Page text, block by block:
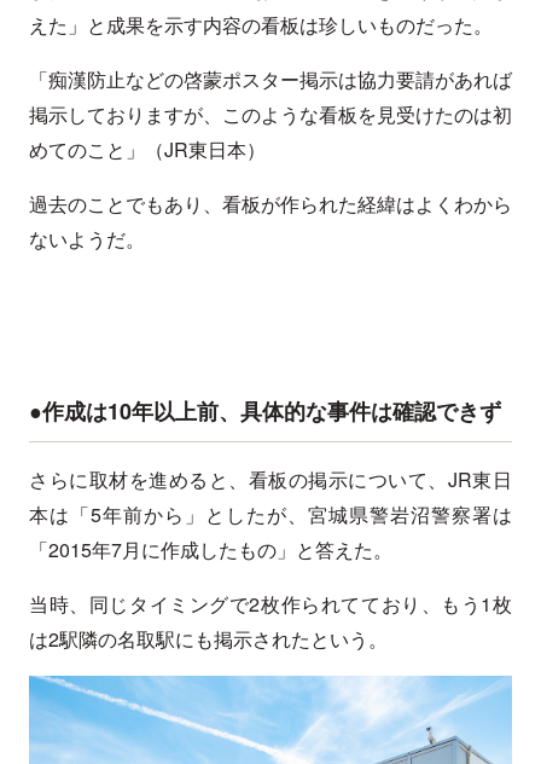
えた」と成果を示す内容の看板は珍しいものだった。
「痴漢防止などの啓蒙ポスター掲示は協力要請があれば
掲示しておりますが、このような看板を見受けたのは初
めてのこと」（JR東日本）
過去のことでもあり、看板が作られた経緯はよくわから
ないようだ。
●作成は10年以上前、具体的な事件は確認できず
さらに取材を進めると、看板の掲示について、JR東日
本は「5年前から」としたが、宮城県警岩沼警察署は
「2015年7月に作成したもの」と答えた。
当時、同じタイミングで2枚作られてており、もう1枚
は2駅隣の名取駅にも掲示されたという。